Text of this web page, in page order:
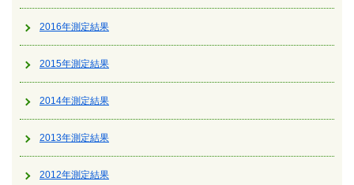
2016年測定結果
2015年測定結果
2014年測定結果
2013年測定結果
2012年測定結果